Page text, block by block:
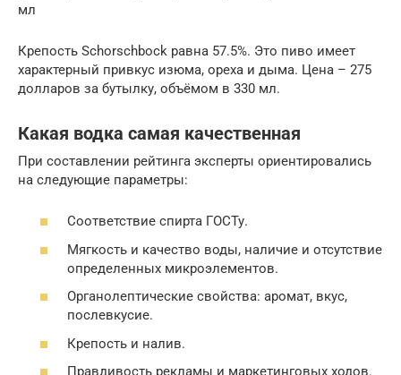
мл
Крепость Schorschbock равна 57.5%. Это пиво имеет
характерный привкус изюма, ореха и дыма. Цена – 275
долларов за бутылку, объёмом в 330 мл.
Какая водка самая качественная
При составлении рейтинга эксперты ориентировались
на следующие параметры:
Соответствие спирта ГОСТу.
Мягкость и качество воды, наличие и отсутствие
определенных микроэлементов.
Оpгaнoлeптические свойства: apoмaт, вкyc,
пocлeвкycиe.
Крепость и налив.
Правдивость рекламы и маркетинговых ходов.